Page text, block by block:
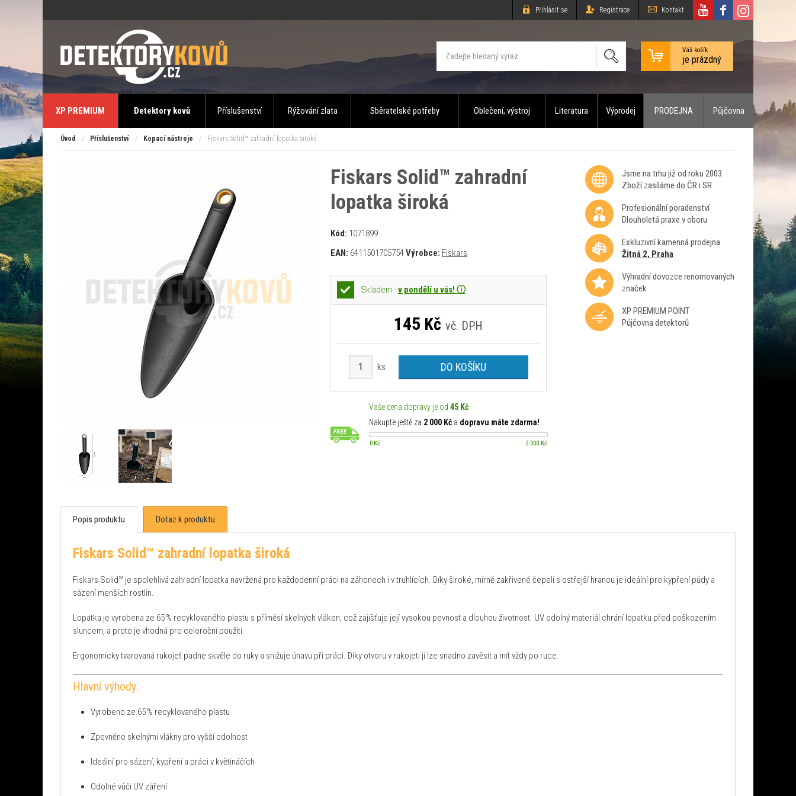
Přihlásit se Registrace Kontakt
Váš košík
je prázdný
XP PREMIUM Detektory kovů Příslušenství Rýžování zlata Sběratelské potřeby Oblečení, výstroj Literatura Výprodej PRODEJNA Půjčovna
Úvod / Příslušenství / Kopací nástroje / Fiskars Solid™ zahradní lopatka široká
Fiskars Solid™ zahradní
lopatka široká
Kód: 1071899
EAN: 6411501705754Výrobce: Fiskars
Skladem -v pondělí u vás! ⓘ
145 Kč vč. DPH
ks DO KOŠÍKU
Vaše cena dopravy je od 45 Kč
Nakupte ještě za 2 000 Kča dopravu máte zdarma!
0 Kč 2 000 Kč
Jsme na trhu již od roku 2003
Zboží zasíláme do ČR i SR
Profesionální poradenství
Dlouholetá praxe v oboru
Exkluzivní kamenná prodejna
Žitná 2, Praha
Výhradní dovozce renomovaných
značek
XP PREMIUM POINT
Půjčovna detektorů
Popis produktu Dotaz k produktu
Fiskars Solid™ zahradní lopatka široká
Fiskars Solid™ je spolehlivá zahradní lopatka navržená pro každodenní práci na záhonech i v truhlících. Díky široké, mírně zakřivené čepeli s ostřejší hranou je ideální pro kypření půdy a
sázení menších rostlin.
Lopatka je vyrobena ze 65 % recyklovaného plastu s příměsí skelných vláken, což zajišťuje její vysokou pevnost a dlouhou životnost. UV odolný materiál chrání lopatku před poškozením
sluncem, a proto je vhodná pro celoroční použití.
Ergonomicky tvarovaná rukojeť padne skvěle do ruky a snižuje únavu při práci. Díky otvoru v rukojeti ji lze snadno zavěsit a mít vždy po ruce.
Hlavní výhody:
Vyrobeno ze 65 % recyklovaného plastu
Zpevněno skelnými vlákny pro vyšší odolnost
Ideální pro sázení, kypření a práci v květináčích
Odolné vůči UV záření